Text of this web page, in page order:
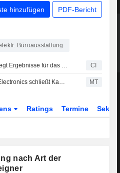
hinzufügen PDF-Bericht
Büroausstattung
Radiant Opto-Electronics Corporation legt Ergebnisse für das zweite Quartal und die ersten sechs Monate bis zum 30. Juni 2026 vor CI
Tochtergesellschaft von Radiant Opto-Electronics schließt Kapitalherabsetzung gegen Barzahlung ab MT
Ratings Termine Sektor
nach Art der